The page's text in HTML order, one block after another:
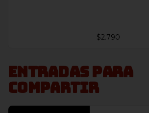
$2.790
Entradas para
compartir